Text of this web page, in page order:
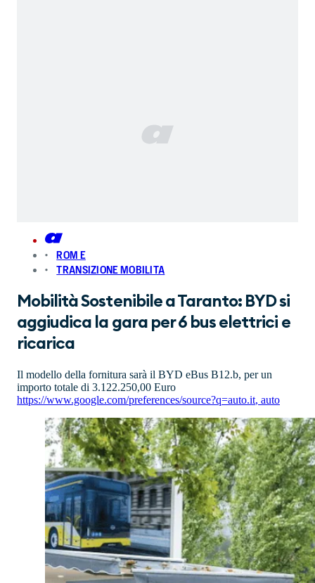
ROM E
TRANSIZIONE MOBILITA
Mobilità Sostenibile a Taranto: BYD si
aggiudica la gara per 6 bus elettrici e
ricarica
Il modello della fornitura sarà il BYD eBus B12.b, per un
importo totale di 3.122.250,00 Euro
https://www.google.com/preferences/source?q=auto.it, auto